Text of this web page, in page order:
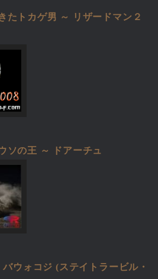
たトカゲ男 ～ リザードマン２
ソの王 ～ ドアーチュ
ウォコジ (ステイトラービル・